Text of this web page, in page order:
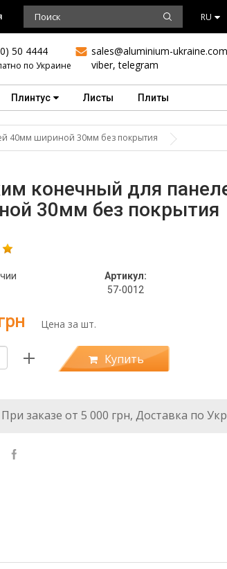
RU
50 4444
по Украине
sales@aluminium-
viber,telegram
Плинтус Листы Плиты
40мм шириной 30мм без покрытия
конечный для
30мм без покрытия
Артикул:
57-0012
Цена за шт.
Купить
При заказе от 5 000 грн, Доставка по